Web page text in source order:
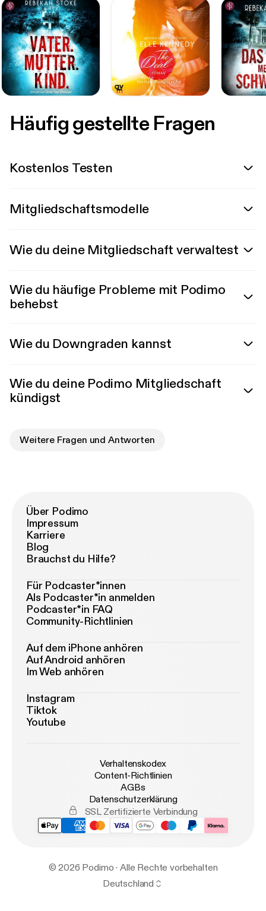
Häufig gestellte Fragen
Kostenlos Testen
Mitgliedschaftsmodelle
Wie du deine Mitgliedschaft verwaltest
Wie du häufige Probleme mit Podimo
behebst
Wie du Downgraden kannst
Wie du deine Podimo Mitgliedschaft
kündigst
Weitere Fragen und Antworten
Über Podimo
Impressum
Karriere
Blog
Brauchst du Hilfe?
Für Podcaster*innen
Als Podcaster*in anmelden
Podcaster*in FAQ
Community-Richtlinien
Auf dem iPhone anhören
Auf Android anhören
Im Web anhören
Instagram
Tiktok
Youtube
Verhaltenskodex
Content-Richtlinien
AGBs
Datenschutzerklärung
SSL Zertifizierte Verbindung
© 2026 Podimo · Alle Rechte vorbehalten
Deutschland